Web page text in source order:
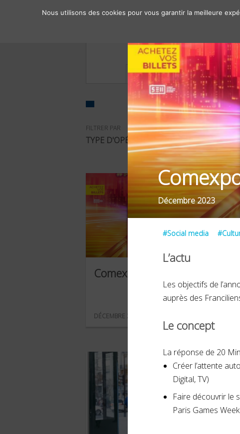
À propos Chiffres clés
FILTRER PAR
TYPE D'OPÉRATIONS
SECTEUR
LOISIRS
Comexposium
DÉCEMBRE 2023
Décembre 2023
#Social media
L’actu
Les objectifs de
auprès des
Le concept
La réponse de 20
Créer l’attente
Digital, TV)
Faire découvrir le
Paris Games Week
Nous utilisons des cookies pour vous garantir la meilleure